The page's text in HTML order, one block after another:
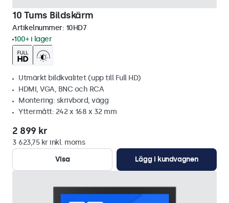
10 Tums Bildskärm
Artikelnummer: 10HD7
100+ i lager
Utmärkt bildkvalitet (upp till Full HD)
HDMI, VGA, BNC och RCA
Montering: skrivbord, vägg
Yttermått: 242 x 168 x 32 mm
2 899 kr
3 623,75 kr inkl. moms
Visa
Lägg i kundvagnen